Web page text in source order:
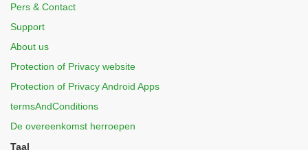
Pers & Contact
Support
About us
Protection of Privacy website
Protection of Privacy Android Apps
termsAndConditions
De overeenkomst herroepen
Taal